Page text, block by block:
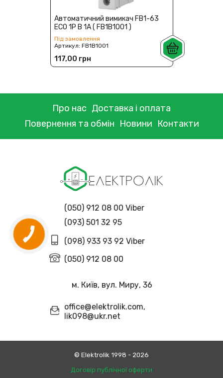
Автоматичний вимикач FB1-63
ECO 1P B 1А ( FB1B1001 )
Під замовлення
Артикул:FB1B1001
117,00 грн
Про нас Доставка і оплата
Повернення та обмін Новини Контакти
(050) 912 08 00 Viber
(093) 501 32 95
(098) 933 93 92 Viber
(050) 912 08 00
м. Київ, вул. Миру, 36
office@elektrolik.com,
lik098@ukr.net
© Еlektrolik 1998 - 2026
Договір публічної оферти